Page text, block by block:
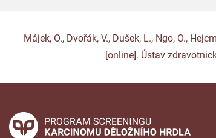
Májek, O., Dvořák, V., Dušek, L., Ngo, O.,
[online]. Ústav